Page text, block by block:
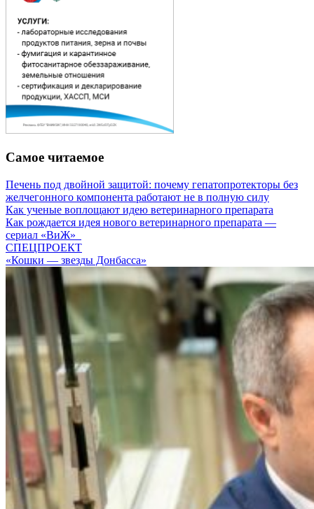
Самое читаемое
Печень под двойной защитой: почему гепатопротекторы без
желчегонного компонента работают не в полную силу
Как ученые воплощают идею ветеринарного препарата
Как рождается идея нового ветеринарного препарата —
сериал «ВиЖ»
СПЕЦПРОЕКТ
«Кошки — звезды Донбасса»